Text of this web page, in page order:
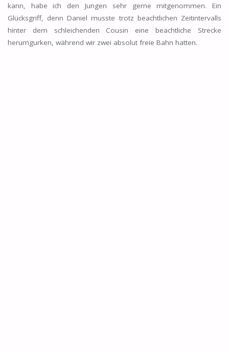
kann, habe ich den Jungen sehr gerne mitgenommen. Ein
Glücksgriff, denn Daniel musste trotz beachtlichen Zeitintervalls
hinter dem schleichenden Cousin eine beachtliche Strecke
herumgurken, während wir zwei absolut freie Bahn hatten.